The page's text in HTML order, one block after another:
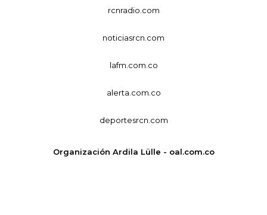
rcnradio.com
noticiasrcn.com
lafm.com.co
alerta.com.co
deportesrcn.com
Organización Ardila Lülle - oal.com.co